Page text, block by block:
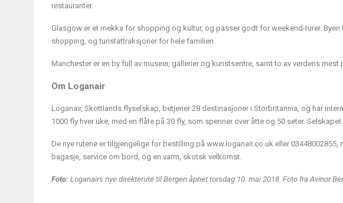
restauranter.
Glasgow er et mekka for shopping og kultur, og passer godt for weekend-turer.
shopping, og turistattraksjoner for hele familien.
Manchester er en by full av museer, gallerier og kunstsentre, samt to av verdens
Om Loganair
Loganair, Skottlands flyselskap, betjener 28 destinasjoner i Storbritannia, og har
1000 fly hver uke, med en flåte på 30 fly, som spenner over åtte og 50 seter.
De nye rutene er tilgjengelige for bestilling på www.loganair.co.uk eller
bagasje, service om bord, og en varm, skotsk velkomst.
Foto: Loganairs nye direkterute til Bergen åpnet torsdag 10. mai 2018. Foto fra Avinor